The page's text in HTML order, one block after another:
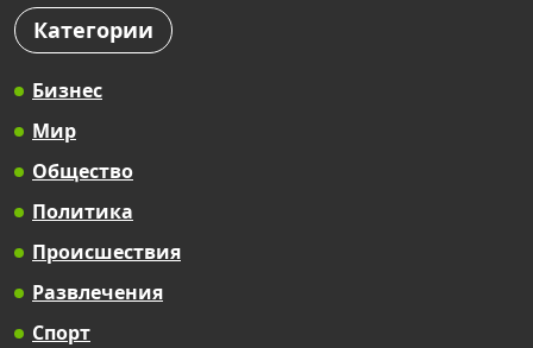
Категории
Бизнес
Мир
Общество
Политика
Происшествия
Развлечения
Спорт